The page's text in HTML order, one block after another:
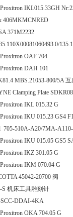
IKL015.33GH
406MKMCNRED
371M2232
0/
龙Proxitron
龙Proxitron
MBS.21053-800/5A
Clamping Plate
Proxitron IKL
Proxitron IKU
705-510A-A20/7MA-
Proxitron IKU
Proxitron IKZ
Proxitron IKM
45042-20700 阀
S 机床工具雕刻针
DDAI-4KA
Proxitron OKA